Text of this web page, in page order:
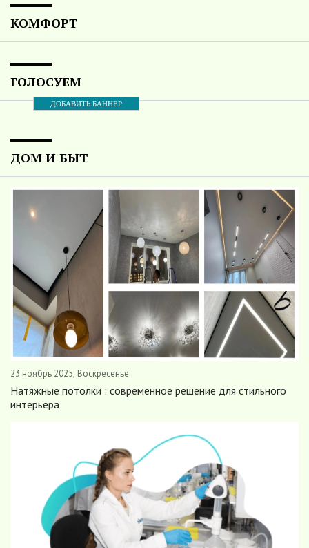
КОМФОРТ
ГОЛОСУЕМ
ДОБАВИТЬ БАННЕР
ДОМ И БЫТ
23 ноябрь 2025, Воскресенье
Натяжные потолки : современное решение для стильного
интерьера